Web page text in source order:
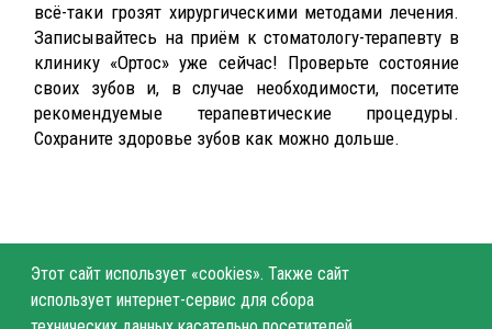
всё-таки грозят хирургическими методами лечения.
Записывайтесь на приём к стоматологу-терапевту в
клинику «Ортос» уже сейчас! Проверьте состояние
своих зубов и, в случае необходимости, посетите
рекомендуемые терапевтические процедуры.
Сохраните здоровье зубов как можно дольше.
Этот сайт использует «cookies». Также сайт
использует интернет-сервис для сбора